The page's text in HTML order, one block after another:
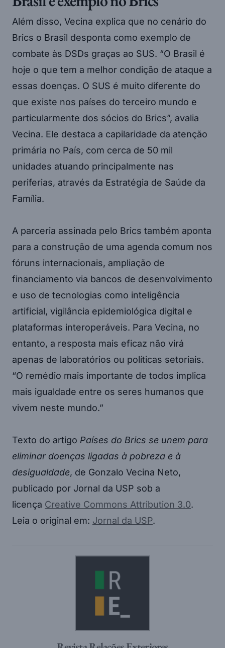
Além disso, Vecina explica que no cenário do
Brics o Brasil desponta como exemplo de
combate às DSDs graças ao SUS. “O Brasil é
hoje o que tem a melhor condição de ataque a
essas doenças. O SUS é muito diferente do
que existe nos países do terceiro mundo e
particularmente dos sócios do Brics”, avalia
Vecina. Ele destaca a capilaridade da atenção
primária no País, com cerca de 50 mil
unidades atuando principalmente nas
periferias, através da Estratégia de Saúde da
Família.
A parceria assinada pelo Brics também aponta
para a construção de uma agenda comum nos
fóruns internacionais, ampliação de
financiamento via bancos de desenvolvimento
e uso de tecnologias como inteligência
artificial, vigilância epidemiológica digital e
plataformas interoperáveis. Para Vecina, no
entanto, a resposta mais eficaz não virá
apenas de laboratórios ou políticas setoriais.
“O remédio mais importante de todos implica
mais igualdade entre os seres humanos que
vivem neste mundo.”
Texto do artigo Países do Brics se unem para
eliminar doenças ligadas à pobreza e à
desigualdade, de Gonzalo Vecina Neto,
publicado por Jornal da USP sob a
licença ⁠Creative Commons Attribution 3.0⁠.
Leia o original em: ⁠ Jornal da USP⁠.